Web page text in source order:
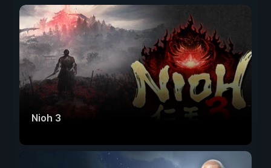
Nioh 3